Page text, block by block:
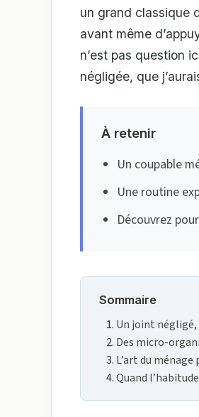
un grand classique
avant même
n’est pas question
négligée, que
À retenir
Un coupable
Une routine
Découvrez
Sommaire
Un joint négligé,
Des micro-
L’art du
Quand